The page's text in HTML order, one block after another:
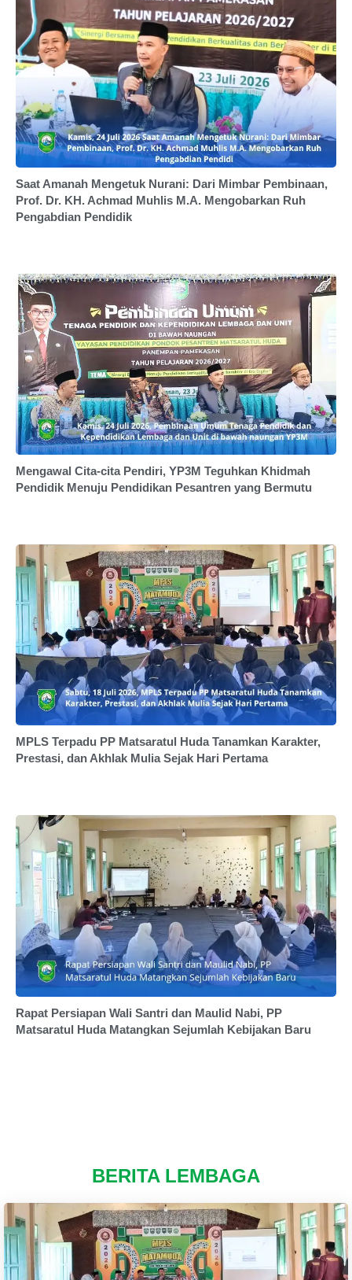
Saat Amanah Mengetuk Nurani: Dari Mimbar Pembinaan,
Prof. Dr. KH. Achmad Muhlis M.A. Mengobarkan Ruh
Pengabdian Pendidik
Mengawal Cita-cita Pendiri, YP3M Teguhkan Khidmah
Pendidik Menuju Pendidikan Pesantren yang Bermutu
MPLS Terpadu PP Matsaratul Huda Tanamkan Karakter,
Prestasi, dan Akhlak Mulia Sejak Hari Pertama
Rapat Persiapan Wali Santri dan Maulid Nabi, PP
Matsaratul Huda Matangkan Sejumlah Kebijakan Baru
BERITA LEMBAGA